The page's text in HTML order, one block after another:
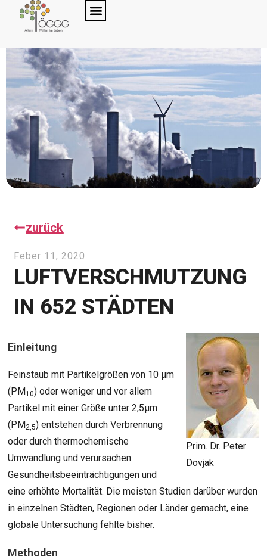
zurück
Feber 11, 2020
LUFTVERSCHMUTZUNG
IN 652 STÄDTEN
Prim. Dr. Peter
Dovjak
Einleitung
Feinstaub mit Partikelgrößen von 10 µm
(PM10) oder weniger und vor allem
Partikel mit einer Größe unter 2,5µm
(PM2,5) entstehen durch Verbrennung
oder durch thermochemische
Umwandlung und verursachen
Gesundheitsbeeinträchtigungen und
eine erhöhte Mortalität. Die meisten Studien darüber wurden
in einzelnen Städten, Regionen oder Länder gemacht, eine
globale Untersuchung fehlte bisher.
Methoden